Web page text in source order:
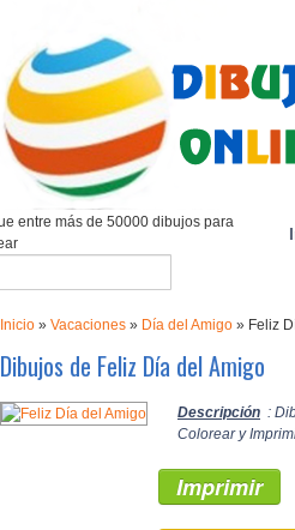
entre más de 50000 dibujos para
Inicio » Vacaciones » Día del Amigo » Feliz
Dibujos de Feliz Día del Amigo
Descripción :
Colorear y
Imprimir